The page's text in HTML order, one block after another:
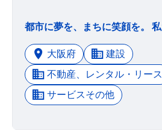
大阪府
建設
不動産、レンタル・リース
サービスその他